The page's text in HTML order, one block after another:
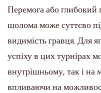
Перемога або глибокий
шолома може суттєво
видимість гравця. Для
успіху в цих турнірах
внутрішньому, так і на
впливаючи на